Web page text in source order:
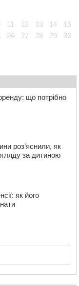
в автівці: у ТЦК
побив 82-
України
11 12 13 14
15
26 27 28 29
30
що потрібно
роз’яснили, як
за дитиною
як його